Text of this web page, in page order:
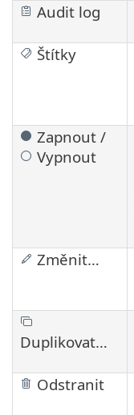
Audit log
Štítky
Zapnout /
Vypnout
Změnit…
Duplikovat…
Odstranit